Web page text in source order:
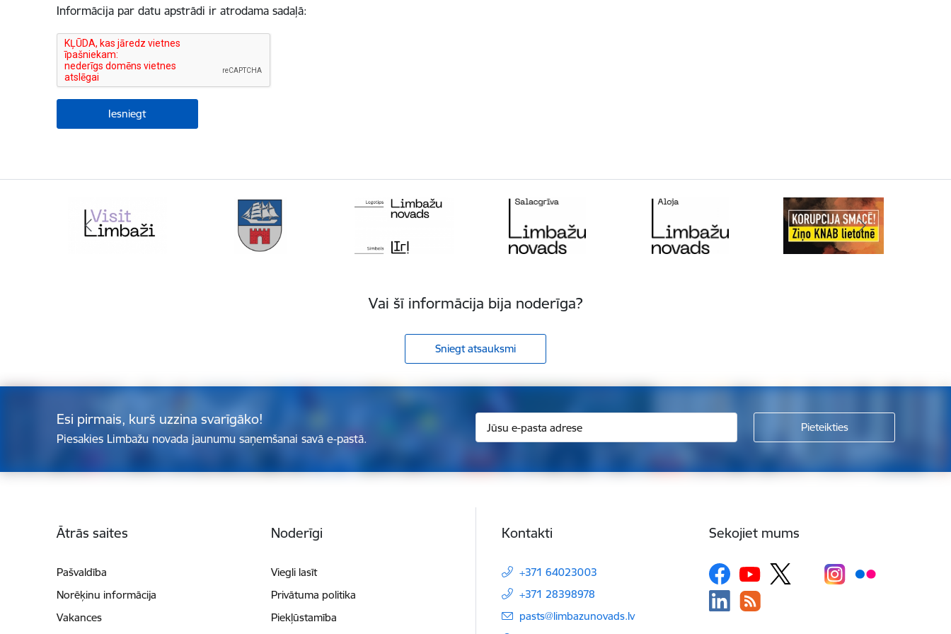
Informācija par datu apstrādi ir atrodama sadaļā:
Vai šī informācija bija noderīga?
Sniegt atsauksmi
Esi pirmais, kurš uzzina svarīgāko!
Piesakies Limbažu novada jaunumu saņemšanai savā e-pastā.
Ātrās saites
Pašvaldība
Norēķinu informācija
Vakances
Noderīgi
Viegli lasīt
Privātuma politika
Piekļūstamība
Kontakti
+371 64023003
+371 28398978
E-pasts:
pasts@limbazunovads.lv
Sekojiet mums